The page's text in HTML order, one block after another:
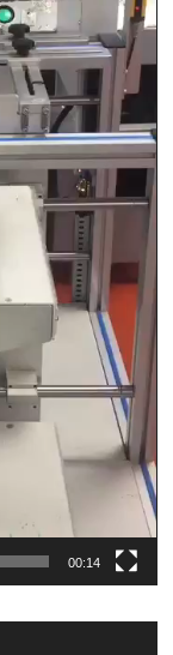
00:14